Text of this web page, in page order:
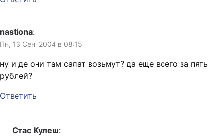
nastiona:
Пн, 13 Сен, 2004 в 08:15
ну и де они там салат возьмут? да еще всего за пять
рублей?
Ответить
Стас Кулеш: